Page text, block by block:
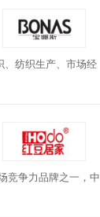
、纺织生产、市场经
竞争力品牌之一，中